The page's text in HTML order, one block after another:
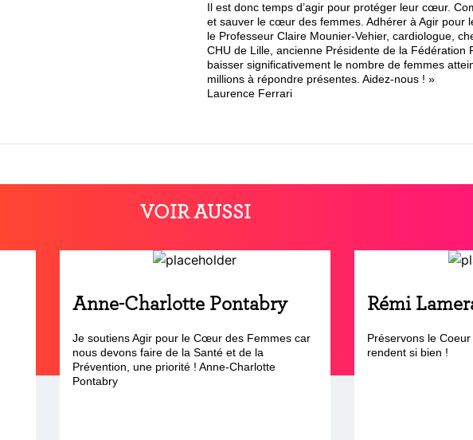
Il est donc temps d’agir pour protéger leur cœur.
et sauver le cœur des femmes. Adhérer à Agir
le Professeur Claire Mounier-Vehier, cardiologue,
CHU de Lille, ancienne Présidente de la
baisser significativement le nombre de femmes
millions à répondre présentes. Aidez-nous ! »
Laurence Ferrari
VOIR AUSSI
Anne-Charlotte Pontabry
Je soutiens Agir pour le Cœur des Femmes car
nous devons faire de la Santé et de la
Prévention, une priorité ! Anne-Charlotte
Pontabry
Rémi
Préservons le
rendent si bien !